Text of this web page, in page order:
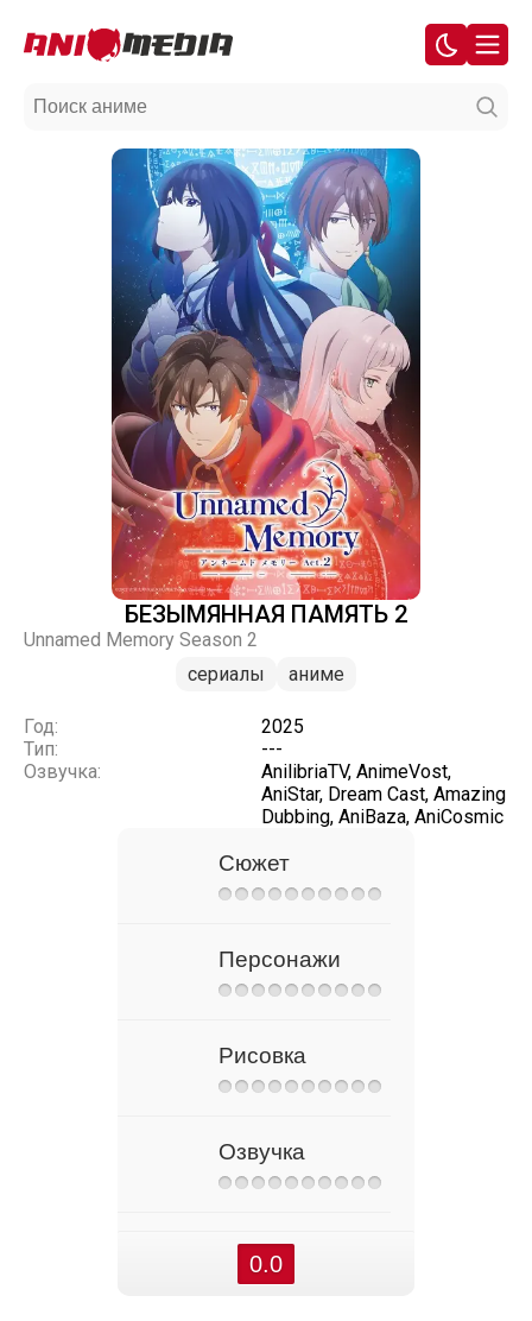
БЕЗЫМЯННАЯ ПАМЯТЬ 2
Unnamed Memory Season 2
сериалы
аниме
Год:
2025
Тип:
---
Озвучка:
AnilibriaTV, AnimeVost,
AniStar, Dream Cast, Amazing
Dubbing, AniBaza, AniCosmic
Сюжет
Персонажи
Рисовка
Озвучка
0.0